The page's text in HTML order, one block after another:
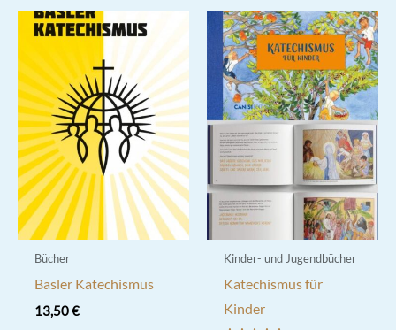
mehrere
Varianten
auf.
Die
Optionen
können
auf
der
Produktseite
werden
Bücher
Basler Katechismus
13,50€
Kinder- und Jugendbücher
Katechismus für
Kinder